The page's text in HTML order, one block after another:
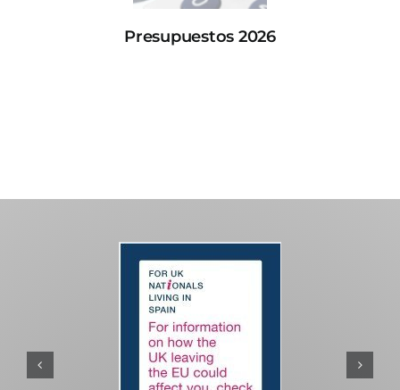
Presupuestos 2026